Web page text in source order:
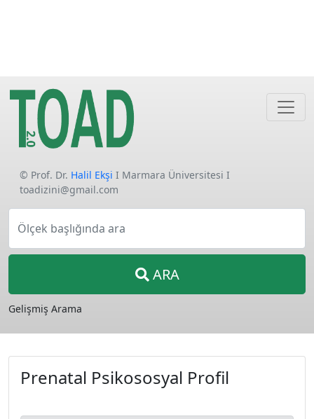
© Prof. Dr. Halil Ekşi I Marmara Üniversitesi I
toadizini@gmail.com
Ölçek başlığında ara
ARA
Gelişmiş Arama
Prenatal Psikososyal Profil